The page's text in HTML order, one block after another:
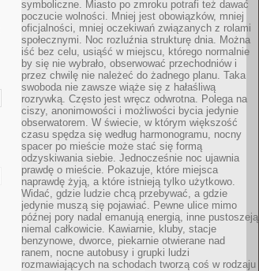
symboliczne. Miasto po zmroku potrafi też dawać
poczucie wolności. Mniej jest obowiązków, mniej
oficjalności, mniej oczekiwań związanych z rolami
społecznymi. Noc rozluźnia strukturę dnia. Można
iść bez celu, usiąść w miejscu, którego normalnie
by się nie wybrało, obserwować przechodniów i
przez chwilę nie należeć do żadnego planu. Taka
swoboda nie zawsze wiąże się z hałaśliwą
rozrywką. Często jest wręcz odwrotna. Polega na
ciszy, anonimowości i możliwości bycia jedynie
obserwatorem. W świecie, w którym większość
czasu spędza się według harmonogramu, nocny
spacer po mieście może stać się formą
odzyskiwania siebie. Jednocześnie noc ujawnia
prawdę o mieście. Pokazuje, które miejsca
naprawdę żyją, a które istnieją tylko użytkowo.
Widać, gdzie ludzie chcą przebywać, a gdzie
jedynie muszą się pojawiać. Pewne ulice mimo
późnej pory nadal emanują energią, inne pustoszeją
niemal całkowicie. Kawiarnie, kluby, stacje
benzynowe, dworce, piekarnie otwierane nad
ranem, nocne autobusy i grupki ludzi
rozmawiających na schodach tworzą coś w rodzaju